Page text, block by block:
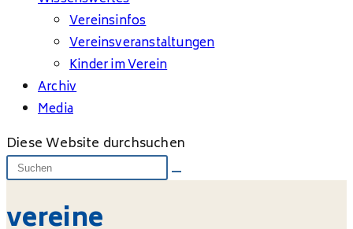
Vereinsinfos
Vereinsveranstaltungen
Kinder im Verein
Archiv
Media
Diese Website durchsuchen